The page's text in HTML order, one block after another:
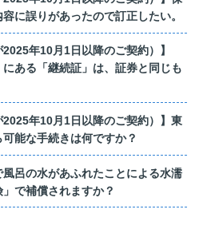
に誤りがあったので訂正したい。
年10月1日以降のご契約）】
にある「継続証」は、証券と同じも
2025年10月1日以降のご契約）】東
能な手続きは何ですか？
風呂の水があふれたことによる水濡
で補償されますか？